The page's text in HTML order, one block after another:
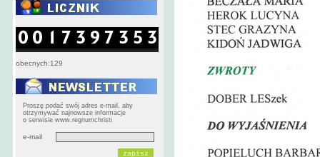
obecnych:129
Proszę podać swój adres e-mail, aby
otrzymywać najnowsze informacje
o serwisie www.regnumchristi
e-mail